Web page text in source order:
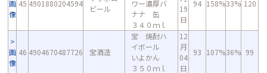
画
像
45 4901880204594
ビール
ワー濃厚バ
ナナ 缶
３４０ｍｌ
19
日
94 158%33% 120
画
像
46 4904670487726 宝酒造
宝 焼酎ハ
イボール
いよかん
３５０ｍｌ
12
月
04
日
93 107%36% 99